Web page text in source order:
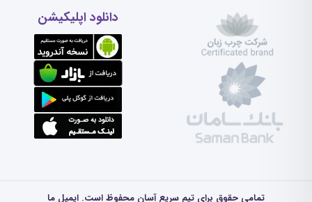
دانلود اپلیکیشن
تمامی حقوق برای تیم سریع آسان محفوظ است. ایمیل ما